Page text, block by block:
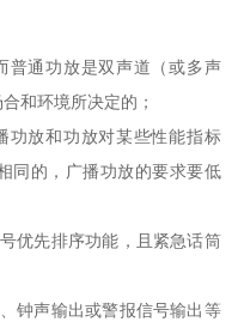
普通功放是双声道（或多声
和环境所决定的；
功放和功放对某些性能指标
同的，广播功放的要求要低
优先排序功能，且紧急话筒
钟声输出或警报信号输出等